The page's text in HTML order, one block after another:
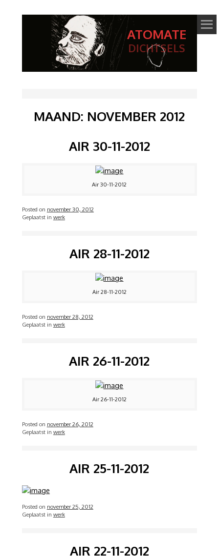
ATOMATE
DICHTSELS
MAAND: NOVEMBER 2012
AIR 30-11-2012
Air 30-11-2012
Posted on november 30, 2012
Geplaatst in werk
AIR 28-11-2012
Air 28-11-2012
Posted on november 28, 2012
Geplaatst in werk
AIR 26-11-2012
Air 26-11-2012
Posted on november 26, 2012
Geplaatst in werk
AIR 25-11-2012
Posted on november 25, 2012
Geplaatst in werk
AIR 22-11-2012